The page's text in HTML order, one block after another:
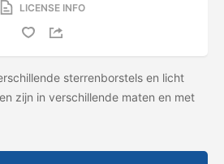
LICENSE INFO
sterrenborstels en licht
zijn in verschillende maten en met